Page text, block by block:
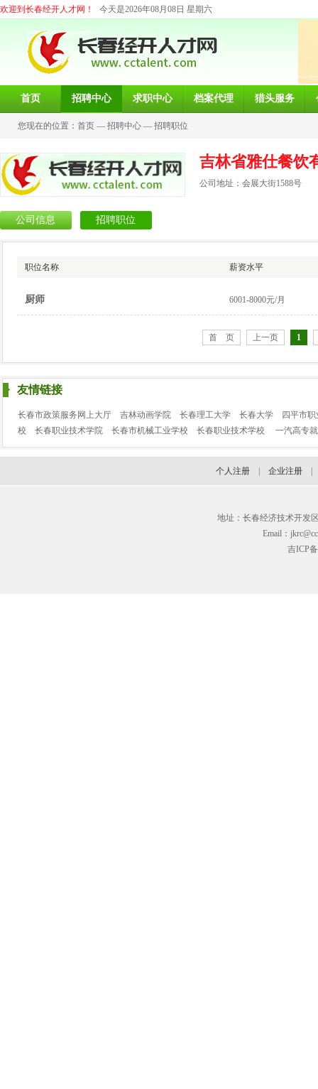
欢迎到长春经开人才网！ 今天是2026年08月08日 星期六
首页 招聘中心 求职中心 档案代理 猎头服务
您现在的位置： 首页 — 招聘中心 — 招聘职位
吉林省雅仕餐饮
公司地址：会展大街1588号
公司信息 招聘职位
职位名称 薪资水平
厨师 6001-8000元/月
首 页 上一页 1
友情链接
长春市政策服务网上大厅 吉林动画学院 长春理工大学 长春大学
四平市
校
长春职业技术学院 长春市机械工业学校 长春职业技术学校 一汽高专
个人注册 企业注册
地址：长春经济技术开发
Email：
吉ICP